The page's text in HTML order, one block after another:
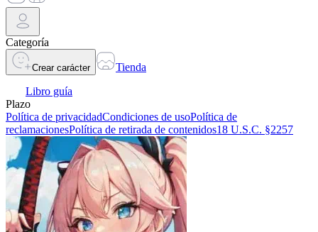
Categoría
Crear carácter
Tienda
Libro guía
Plazo
Política de privacidadCondiciones de usoPolítica de
reclamacionesPolítica de retirada de contenidos18 U.S.C. §2257